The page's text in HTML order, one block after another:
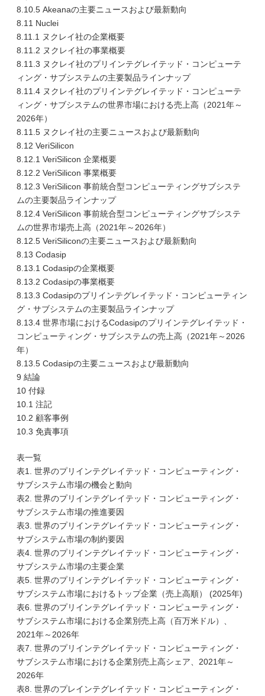
8.10.5 Akeanaの主要ニュースおよび最新動向
8.11 Nuclei
8.11.1 ヌクレイ社の企業概要
8.11.2 ヌクレイ社の事業概要
8.11.3 ヌクレイ社のプリインテグレイテッド・コンピューテ
ィング・サブシステムの主要製品ラインナップ
8.11.4 ヌクレイ社のプリインテグレイテッド・コンピューテ
ィング・サブシステムの世界市場における売上高（2021年～
2026年）
8.11.5 ヌクレイ社の主要ニュースおよび最新動向
8.12 VeriSilicon
8.12.1 VeriSilicon 企業概要
8.12.2 VeriSilicon 事業概要
8.12.3 VeriSilicon 事前統合型コンピューティングサブシステ
ムの主要製品ラインナップ
8.12.4 VeriSilicon 事前統合型コンピューティングサブシステ
ムの世界市場売上高（2021年～2026年）
8.12.5 VeriSiliconの主要ニュースおよび最新動向
8.13 Codasip
8.13.1 Codasipの企業概要
8.13.2 Codasipの事業概要
8.13.3 Codasipのプリインテグレイテッド・コンピューティン
グ・サブシステムの主要製品ラインナップ
8.13.4 世界市場におけるCodasipのプリインテグレイテッド・
コンピューティング・サブシステムの売上高（2021年～2026
年）
8.13.5 Codasipの主要ニュースおよび最新動向
9 結論
10 付録
10.1 注記
10.2 顧客事例
10.3 免責事項
表一覧
表1. 世界のプリインテグレイテッド・コンピューティング・
サブシステム市場の機会と動向
表2. 世界のプリインテグレイテッド・コンピューティング・
サブシステム市場の推進要因
表3. 世界のプリインテグレイテッド・コンピューティング・
サブシステム市場の制約要因
表4. 世界のプリインテグレイテッド・コンピューティング・
サブシステム市場の主要企業
表5. 世界のプリインテグレイテッド・コンピューティング・
サブシステム市場におけるトップ企業（売上高順） (2025年)
表6. 世界のプリインテグレイテッド・コンピューティング・
サブシステム市場における企業別売上高（百万米ドル）、
2021年～2026年
表7. 世界のプリインテグレイテッド・コンピューティング・
サブシステム市場における企業別売上高シェア、2021年～
2026年
表8. 世界のプレインテグレイテッド・コンピューティング・